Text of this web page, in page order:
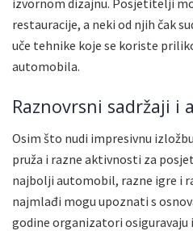
izvornom dizajnu. Posjetitelji
restauracije, a neki od njih čak
uče tehnike koje se koriste
automobila.
Raznovrsni sadržaji i
Osim što nudi impresivnu
pruža i razne aktivnosti za
najbolji automobil, razne igre i
najmlađi mogu upoznati s
godine organizatori